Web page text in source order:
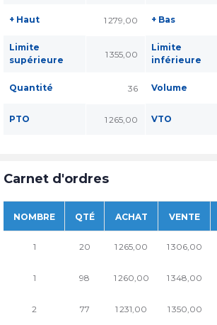
+ Haut 1 279,00 + Bas
Limite
supérieure
1 355,00
Limite
inférieure
Quantité 36 Volume
PTO 1 265,00 VTO
Carnet d'ordres
NOMBRE QTÉ ACHAT
1 20 1 265,00
1 98 1 260,00
2 77 1 231,00
VENTE
1 306,00
1 348,00
1 350,00